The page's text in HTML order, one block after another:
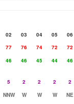
02 03 04 05
06
77 76 74 72
72
46 46 45 44
46
5 2 2 2
2
NNW W W W
NE